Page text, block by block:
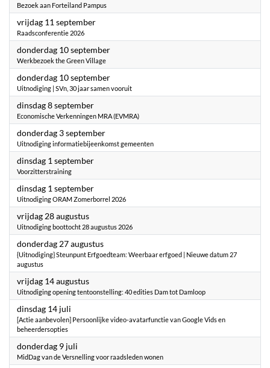
Bezoek aan Forteiland Pampus
vrijdag 11 september2026
Raadsconferentie 2026
donderdag 10 september2026
Werkbezoek the Green Village
donderdag 10 september2026
Uitnodiging | SVn, 30 jaar samen vooruit
dinsdag 8 september2026
Economische Verkenningen MRA (EVMRA)
donderdag 3 september2026
Uitnodiging informatiebijeenkomst gemeenten
dinsdag 1 september2026
Voorzitterstraining
dinsdag 1 september2026
Uitnodiging ORAM Zomerborrel 2026
vrijdag 28 augustus2026
Uitnodiging boottocht 28 augustus 2026
donderdag 27 augustus2026
{Uitnodiging} Steunpunt Erfgoedteam: Weerbaar erfgoed | Nieuwe datum 27
augustus
vrijdag 14 augustus2026
Uitnodiging opening tentoonstelling: 40 edities Dam tot Damloop
dinsdag 14 juli
[Actie aanbevolen] Persoonlijke video-avatarfunctie van Google Vids en
beheerdersopties
donderdag 9 juli
MidDag van de Versnelling voor raadsleden wonen